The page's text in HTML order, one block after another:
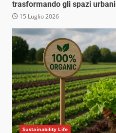
trasformando gli spazi urbani
15 Luglio 2026
Sustainability Life